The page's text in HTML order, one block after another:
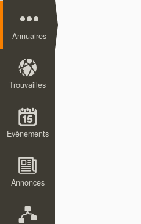
Annuaires
Trouvailles
Evènements
Annonces